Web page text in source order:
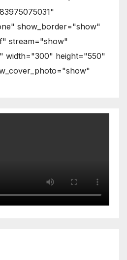
show_border="show"
stream="show"
width="300" height="550"